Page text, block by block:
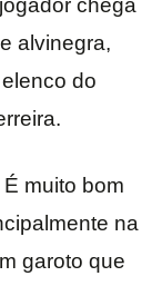
chega
alvinegra,
do
muito bom
na
garoto que